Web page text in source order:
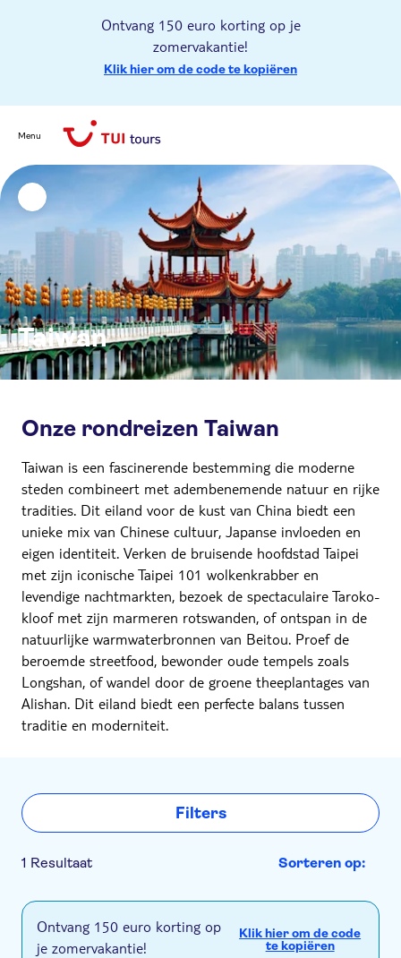
Ontvang 150 euro korting op je
zomervakantie!
Klik hier om de code te kopiëren
Menu
Taiwan
Onze rondreizen Taiwan
Taiwan is een fascinerende bestemming die moderne
steden combineert met adembenemende natuur en rijke
tradities. Dit eiland voor de kust van China biedt een
unieke mix van Chinese cultuur, Japanse invloeden en
eigen identiteit. Verken de bruisende hoofdstad Taipei
met zijn iconische Taipei 101 wolkenkrabber en
levendige nachtmarkten, bezoek de spectaculaire Taroko-
kloof met zijn marmeren rotswanden, of ontspan in de
natuurlijke warmwaterbronnen van Beitou. Proef de
beroemde streetfood, bewonder oude tempels zoals
Longshan, of wandel door de groene theeplantages van
Alishan. Dit eiland biedt een perfecte balans tussen
traditie en moderniteit.
Filters
1 Resultaat Sorteren op:
Ontvang 150 euro korting op
je zomervakantie!
Klik hier om de code
te kopiëren